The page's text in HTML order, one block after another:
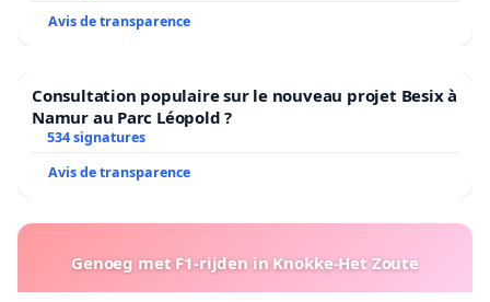
Avis de transparence
Consultation populaire sur le nouveau projet Besix à
Namur au Parc Léopold ?
534 signatures
Avis de transparence
Genoeg met F1-rijden in Knokke-Het Zoute